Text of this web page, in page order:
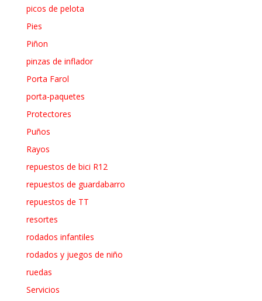
picos de pelota
Pies
Piñon
pinzas de inflador
Porta Farol
porta-paquetes
Protectores
Puños
Rayos
repuestos de bici R12
repuestos de guardabarro
repuestos de TT
resortes
rodados infantiles
rodados y juegos de niño
ruedas
Servicios